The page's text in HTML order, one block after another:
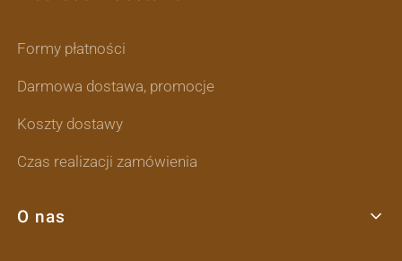
Formy płatności
Darmowa dostawa, promocje
Koszty dostawy
Czas realizacji zamówienia
O nas